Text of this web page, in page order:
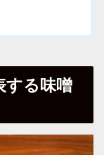
する味噌